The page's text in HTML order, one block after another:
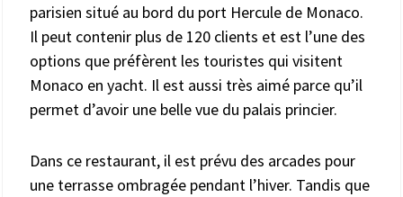
parisien situé au bord du port Hercule de Monaco.
Il peut contenir plus de 120 clients et est l’une des
options que préfèrent les touristes qui visitent
Monaco en yacht. Il est aussi très aimé parce qu’il
permet d’avoir une belle vue du palais princier.
Dans ce restaurant, il est prévu des arcades pour
une terrasse ombragée pendant l’hiver. Tandis que